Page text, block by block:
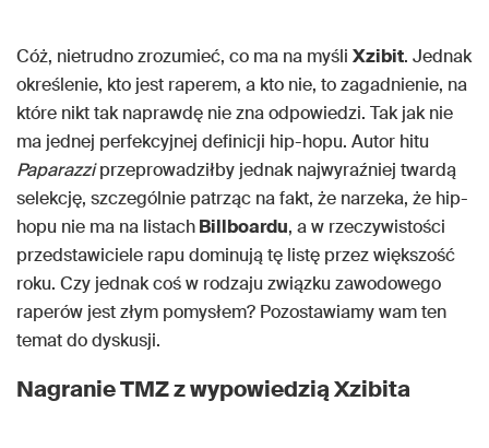
Cóż, nietrudno zrozumieć, co ma na myśli Xzibit. Jednak
określenie, kto jest raperem, a kto nie, to zagadnienie, na
które nikt tak naprawdę nie zna odpowiedzi. Tak jak nie
ma jednej perfekcyjnej definicji hip-hopu. Autor hitu
Paparazziprzeprowadziłby jednak najwyraźniej twardą
selekcję, szczególnie patrząc na fakt, że narzeka, że hip-
hopu nie ma na listachBillboardu, a w rzeczywistości
przedstawiciele rapu dominują tę listę przez większość
roku. Czy jednak coś w rodzaju związku zawodowego
raperów jest złym pomysłem? Pozostawiamy wam ten
temat do dyskusji.
Nagranie TMZ z wypowiedzią Xzibita